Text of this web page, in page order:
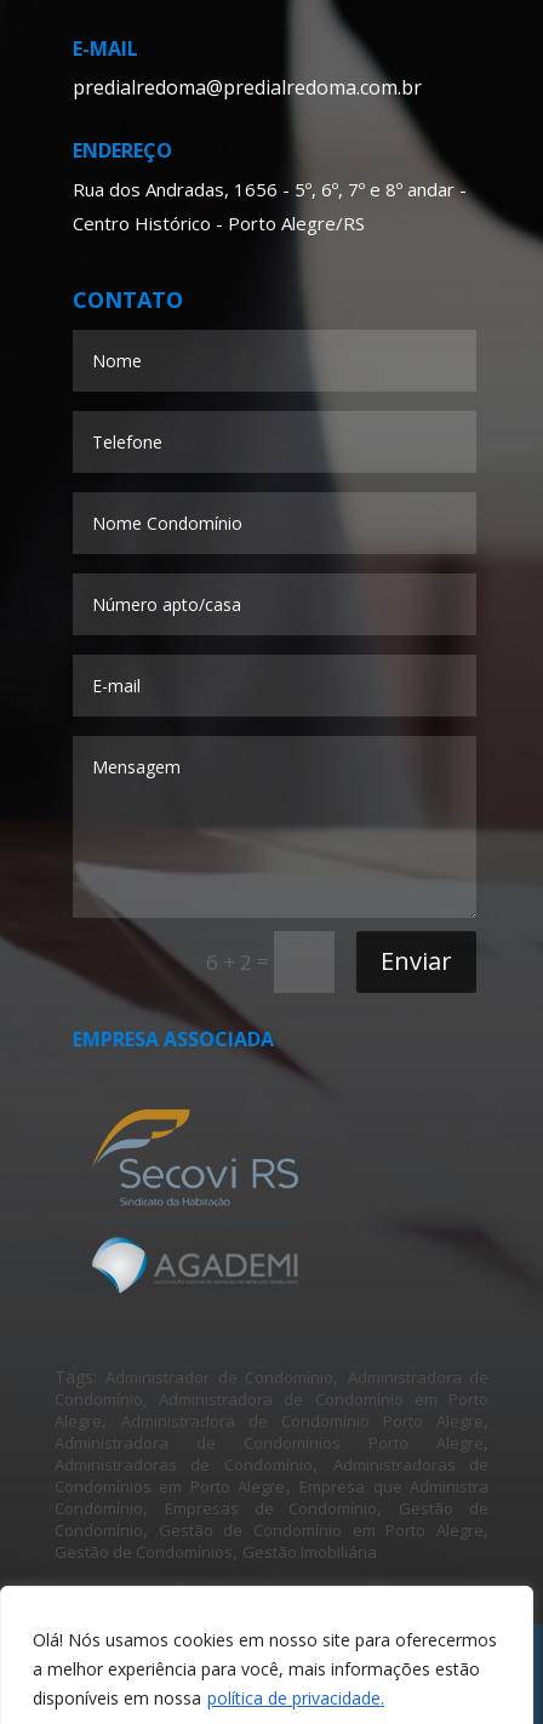
Olá! Nós usamos cookies em nosso site para oferecermos
a melhor experiência para você, mais informações estão
disponíveis em nossa política de privacidade.
E-MAIL
predialredoma@predialredoma.com.br
ENDEREÇO
Rua dos Andradas, 1656 - 5º, 6º, 7º e 8º andar -
Centro Histórico - Porto Alegre/RS
CONTATO
6 + 2 = Enviar
EMPRESA ASSOCIADA
Tags: Administrador de Condomínio, Administradora de
Condomínio,
Administradora de Condomínio em Porto
Alegre, Administradora de Condomínio Porto Alegre,
Administradora de Condomínios Porto Alegre,
Administradoras de Condomínio,
Administradoras de
Condomínios em Porto Alegre, Empresa que Administra
Condomínio, Empresas de Condomínio, Gestão de
Condomínio, Gestão de Condomínio em Porto Alegre,
Gestão de Condomínios, Gestão Imobiliária
Copyright © 2019 - 2024 PREDIAL REDOMA Administradora